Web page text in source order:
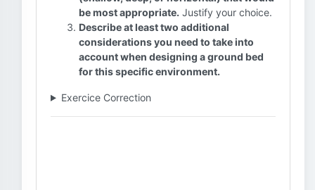
be most appropriate. Justify your choice.
Describe at least two additional
considerations you need to take into
account when designing a ground bed
for this specific environment.
Exercice Correction